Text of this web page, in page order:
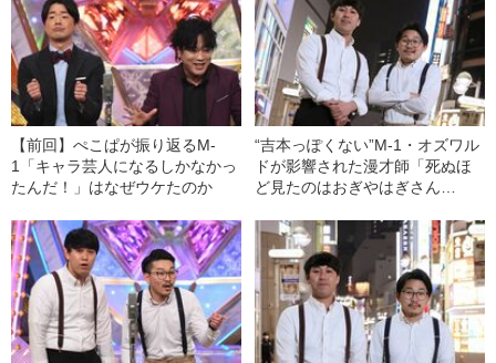
【前回】ぺこぱが振り返るM-
1「キャラ芸人になるしかなかっ
たんだ！」はなぜウケたのか
“吉本っぽくない”M-1・オズワル
ドが影響された漫才師「死ぬほ
ど見たのはおぎやはぎさん